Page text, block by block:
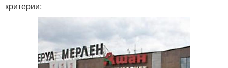
критерии: